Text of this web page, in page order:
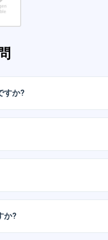
すか?
か?